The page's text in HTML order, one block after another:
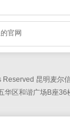
官网
昆明麦尔
华区和谐广场B座